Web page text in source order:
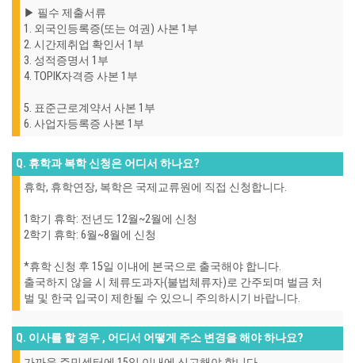
▶ 필수 제출서류
1. 외국인등록증(또는 여권) 사본 1부
2. 시간제취업 확인서 1부
3. 성적증명서 1부
4. TOPIK자격증 사본 1부
5. 표준근로계약서 사본 1부
6. 사업자등록증 사본 1부
Q. 휴학과 복학 신청은 어디서 하나요?
휴학, 휴학연장, 복학은 국제교류원에 직접 신청합니다.
1학기 휴학: 전년도 12월~2월에 신청
2학기 휴학: 6월~8월에 신청
*휴학 신청 후 15일 이내에 본국으로 출국해야 합니다.
출국하지 않을 시 체류도과자(불법체류자)로 간주되며 벌금 처
벌 및 한국 입국이 제한될 수 있으니 주의하시기 바랍니다.
Q. 이사를 할 경우 , 어디서 어떻게 주소 변경을 해야 하나요?